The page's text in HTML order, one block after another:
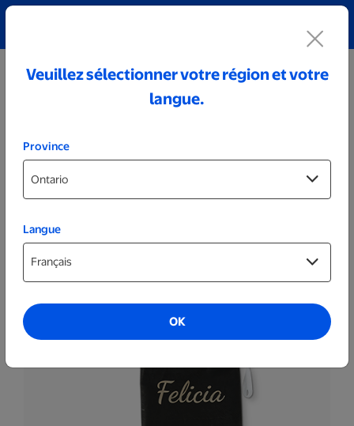
Veuillez sélectionner votre région et votre
langue.
Province
Langue
OK